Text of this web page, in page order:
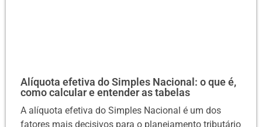
Alíquota efetiva do Simples Nacional: o que é,
como calcular e entender as tabelas
A alíquota efetiva do Simples Nacional é um dos
fatores mais decisivos para o planejamento tributário